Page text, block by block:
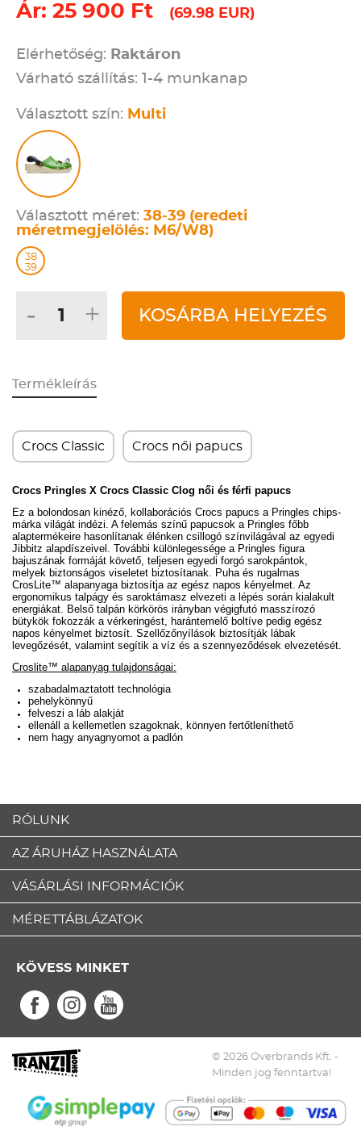
Ár: 25 900 Ft (69.98 EUR)
Elérhetőség: Raktáron
Várható szállítás: 1-4 munkanap
Választott szín: Multi
Választott méret: 38-39 (eredeti
méretmegjelölés: M6/W8)
38
39
- + KOSÁRBA HELYEZÉS
Termékleírás
Crocs Classic Crocs női papucs
Crocs Pringles X Crocs Classic Clog női és férfi papucs
Ez a bolondosan kinéző, kollaborációs Crocs papucs a Pringles chips-
márka világát indézi. A felemás színű papucsok a Pringles főbb
alaptermékeire hasonlítanak élénken csillogó színvilágával az egyedi
Jibbitz alapdíszeivel. További különlegessége a Pringles figura
bajuszának formáját követő, teljesen egyedi forgó sarokpántok,
melyek biztonságos viseletet biztosítanak. Puha és rugalmas
CrosLite™ alapanyaga biztosítja az egész napos kényelmet. Az
ergonomikus talpágy és saroktámasz elvezeti a lépés során kialakult
energiákat. Belső talpán körkörös irányban végigfutó masszírozó
bütykök fokozzák a vérkeringést, harántemelő boltíve pedig egész
napos kényelmet biztosít. Szellőzőnyílások biztosítják lábak
levegőzését, valamint segítik a víz és a szennyeződések elvezetését.
Croslite™ alapanyag tulajdonságai:
szabadalmaztatott technológia
pehelykönnyű
felveszi a láb alakját
ellenáll a kellemetlen szagoknak, könnyen fertőtleníthető
nem hagy anyagnyomot a padlón
RÓLUNK
AZ ÁRUHÁZ HASZNÁLATA
VÁSÁRLÁSI INFORMÁCIÓK
MÉRETTÁBLÁZATOK
KÖVESS MINKET
© 2026 Overbrands Kft. -
Minden jog fenntartva!